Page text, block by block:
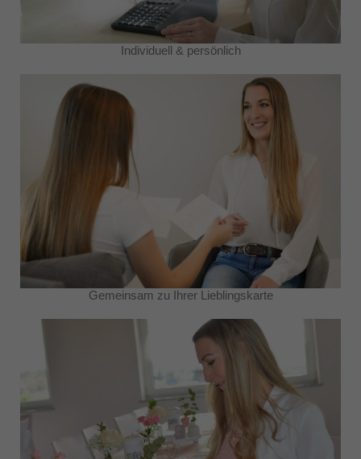
Individuell & persönlich
Gemeinsam zu Ihrer Lieblingskarte